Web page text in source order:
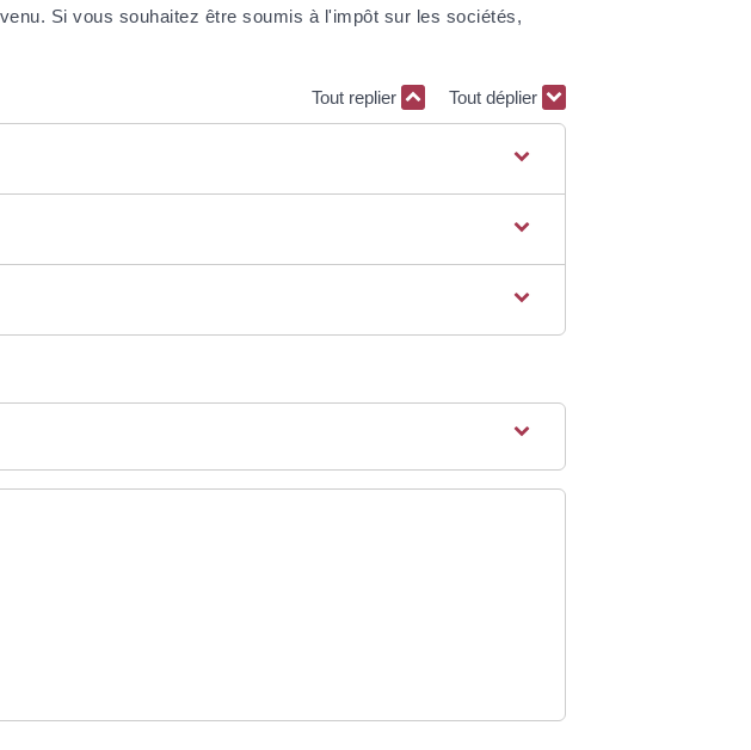
Si vous souhaitez être soumis à l'impôt sur les sociétés,
Tout replier Tout déplier